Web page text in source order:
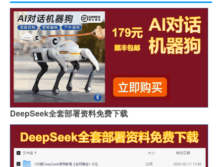
DeepSeek全套部署资料免费下载